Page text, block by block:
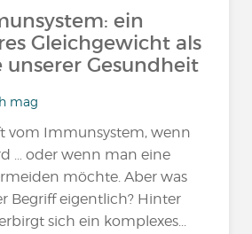
ein
Gleichgewicht als
unserer Gesundheit
mag
vom Immunsystem, wenn
… oder wenn man eine
möchte. Aber was
Begriff eigentlich? Hinter
sich ein komplexes...